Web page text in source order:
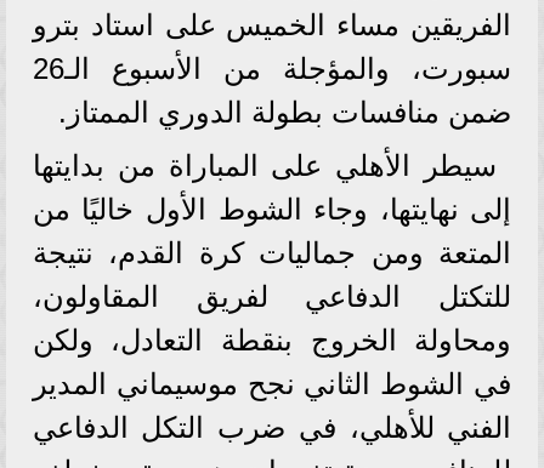
الفريقين مساء الخميس على استاد بترو
سبورت، والمؤجلة من الأسبوع الـ26
ضمن منافسات بطولة الدوري الممتاز.
سيطر الأهلي على المباراة من بدايتها
إلى نهايتها، وجاء الشوط الأول خاليًا من
المتعة ومن جماليات كرة القدم، نتيجة
للتكتل الدفاعي لفريق المقاولون،
ومحاولة الخروج بنقطة التعادل، ولكن
في الشوط الثاني نجح موسيماني المدير
الفني للأهلي، في ضرب التكل الدفاعي